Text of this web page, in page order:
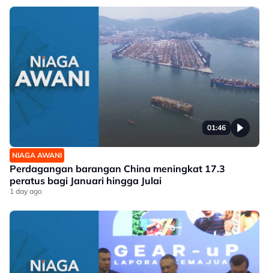
01:46
NIAGA AWANI
Perdagangan barangan China meningkat 17.3
peratus bagi Januari hingga Julai
1 day ago